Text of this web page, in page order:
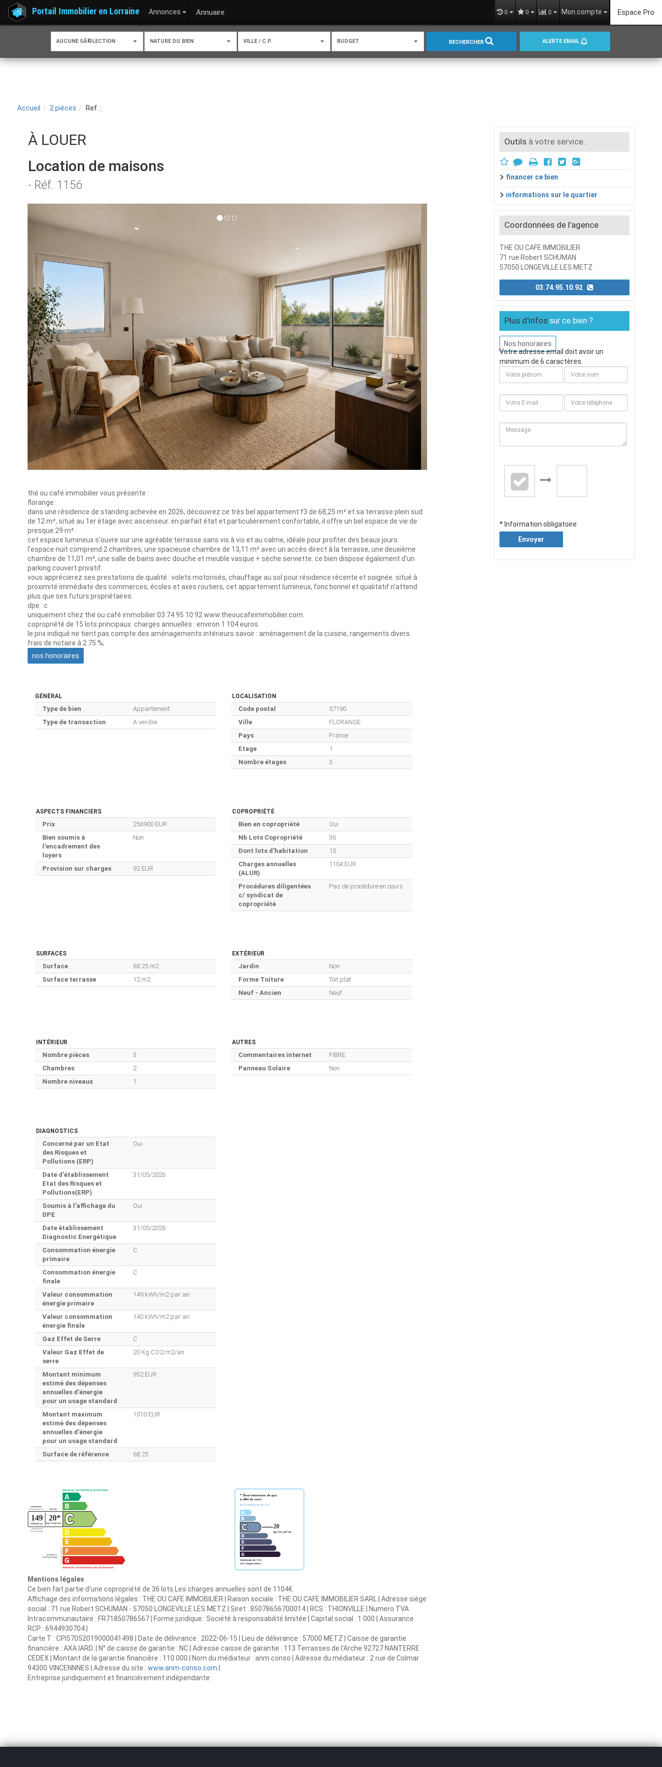
Portail Immobilier en Lorraine Annonces Annuaire 0 0 0 Mon compte Espace Pro
AUCUNE SÃ©LECTION NATURE DU BIEN VILLE / C.P. BUDGET RECHERCHER ALERTE EMAIL
Accueil 2 pièces Ref. :
À LOUER
Location de maisons
- Réf. 1156
thé ou café immobilier vous présente :
florange :
dans une résidence de standing achevée en 2026, découvrez ce très bel appartement f3 de 68,25 m² et sa terrasse plein sud
de 12 m², situé au 1er étage avec ascenseur. en parfait état et particulièrement confortable, il offre un bel espace de vie de
presque 29 m².
cet espace lumineux s'ouvre sur une agréable terrasse sans vis à vis et au calme, idéale pour profiter des beaux jours.
l'espace nuit comprend 2 chambres, une spacieuse chambre de 13,11 m² avec un accès direct à la terrasse, une deuxième
chambre de 11,01 m², une salle de bains avec douche et meuble vasque + sèche serviette. ce bien dispose également d'un
parking couvert privatif.
vous apprécierez ses prestations de qualité : volets motorisés, chauffage au sol pour résidence récente et soignée. situé à
proximité immédiate des commerces, écoles et axes routiers, cet appartement lumineux, fonctionnel et qualitatif n'attend
plus que ses futurs propriétaires.
dpe : c
uniquement chez thé ou café immobilier 03 74 95 10 92 www.theoucafeimmobilier.com.
copropriété de 15 lots principaux. charges annuelles : environ 1 104 euros.
le prix indiqué ne tient pas compte des aménagements intérieurs savoir : aménagement de la cuisine, rangements divers.
frais de notaire à 2.75 %;
nos honoraires
GÉNÉRAL
Type de bien
Appartement
Type de transaction
A vendre
LOCALISATION
Code postal
57190
Ville
FLORANGE
Pays
France
Etage
1
Nombre étages
3
ASPECTS FINANCIERS
Prix
256900 EUR
Bien soumis à
l'encadrement des
loyers
Non
Provision sur charges 92 EUR
COPROPRIÉTÉ
Bien en copropriété
Oui
Nb Lots Copropriété
36
Dont lots d'habitation
15
Charges annuelles
(ALUR)
1104 EUR
Procédures diligentées
c/ syndicat de
copropriété
Pas de procédure en cours
SURFACES
Surface
68.25 m2
Surface terrasse
12 m2
EXTÉRIEUR
Jardin
Non
Forme Toiture
Toit plat
Neuf - Ancien
Neuf
INTÉRIEUR
Nombre pièces
3
Chambres
2
Nombre niveaux
1
AUTRES
Commentaires internet
FIBRE
Panneau Solaire
Non
DIAGNOSTICS
Concerné par un Etat
des Risques et
Pollutions (ERP)
Oui
Date d'établissement
Etat des Risques et
Pollutions(ERP)
31/05/2026
Soumis à l'affichage du
DPE
Oui
Date établissement
Diagnostic Energétique
31/05/2026
Consommation énergie
primaire
C
Consommation énergie
finale
C
Valeur consommation
énergie primaire
149 kWh/m2 par an
Valeur consommation
énergie finale
140 kWh/m2 par an
Gaz Effet de Serre
C
Valeur Gaz Effet de
serre
20 Kg CO2/m2/an
Montant minimum
estimé des dépenses
annuelles d'énergie
pour un usage standard
952 EUR
Montant maximum
estimé des dépenses
annuelles d'énergie
pour un usage standard
1010 EUR
Surface de référence 68.25
Mentions légales
Ce bien fait partie d'une copropriété de 36 lots.Les charges annuelles sont de 1104€.
Affichage des informations légales : THE OU CAFE IMMOBILIER | Raison sociale : THE OU CAFE IMMOBILIER SARL | Adresse siège
social : 71 rue Robert SCHUMAN - 57050 LONGEVILLE LES METZ | Siret : 85078656700014 | RCS : THIONVILLE | Numero TVA
Intracommunautaire : FR71850786567 | Forme juridique : Société à responsabilité limitée | Capital social : 1 000 | Assurance
RCP : 6944930704 |
Carte T : CPI57052019000041498 | Date de délivrance : 2022-06-15 | Lieu de délivrance : 57000 METZ | Caisse de garantie
financière : AXA IARD. | N° de caisse de garantie : NC | Adresse caisse de garantie : 113 Terrasses de l'Arche 92727 NANTERRE
CEDEX | Montant de la garantie financière : 110 000 | Nom du médiateur : anm conso | Adresse du médiateur : 2 rue de Colmar
94300 VINCENNNES | Adresse du site : www.anm-conso.com |
Entreprise juridiquement et financièrement indépendante
Outils à votre service...
financer ce bien
informations sur le quartier
Coordonnées de l’agence
THE OU CAFE IMMOBILIER
71 rue Robert SCHUMAN
57050 LONGEVILLE LES METZ
03.74.95.10.92
Plus d'infos sur ce bien ?
Nos honoraires
Votre adresse email doit avoir un
minimum de 6 caractères.
* Information obligatoire
Envoyer